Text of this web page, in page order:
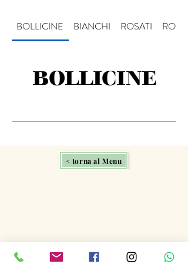
BOLLICINE BIANCHI ROSATI ROSSI
BOLLICINE
< torna al Menu